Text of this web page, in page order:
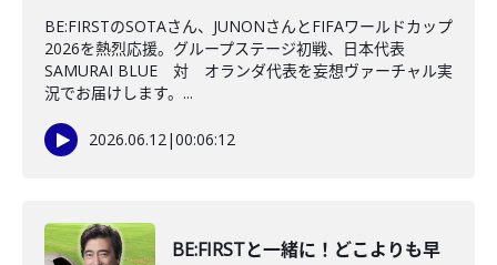
BE:FIRSTのSOTAさん、JUNONさんとFIFAワールドカップ
2026を熱烈応援。グループステージ初戦、日本代表
SAMURAI BLUE 対 オランダ代表を妄想ヴァーチャル実
況でお届けします。...
2026.06.12|00:06:12
BE:FIRSTと一緒に！どこよりも早